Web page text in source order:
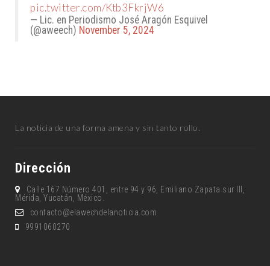
pic.twitter.com/Ktb3FkrjW6
— Lic. en Periodismo José Aragón Esquivel
(@aweech) November 5, 2024
La noticia de una forma amena y sin tanto rollo.
Dirección
Calle 167 Número 401, entre 94 y 96, Emiliano Zapata sur lll,
Mérida, Yucatán, México.
contacto@elawechdelanoticia.com
9991060270